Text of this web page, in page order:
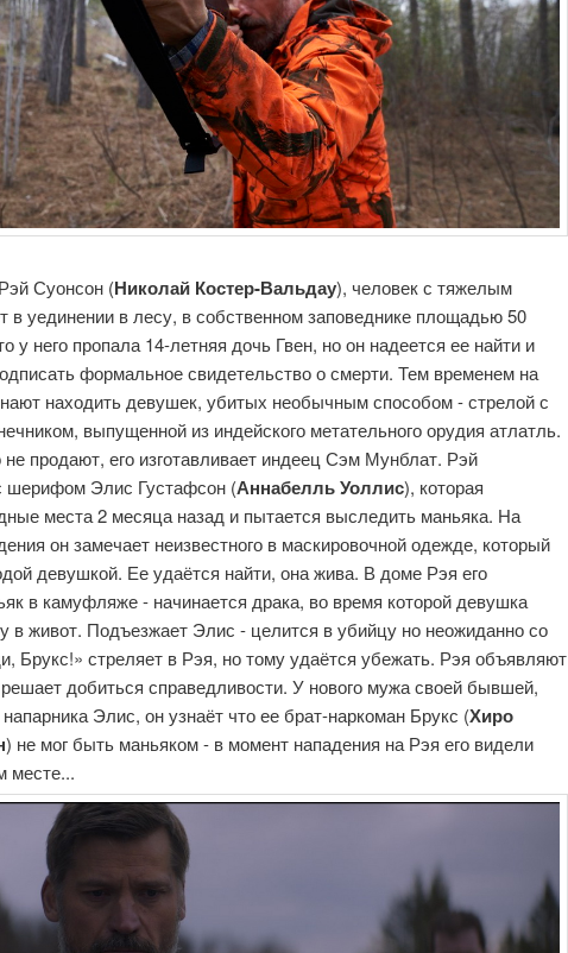
Рэй Суонсон (Николай Костер-Вальдау), человек с тяжелым
уединении в лесу, в собственном заповеднике площадью 50
у него пропала 14-летняя дочь Гвен, но он надеется ее найти и
формальное свидетельство о смерти. Тем временем на
находить девушек, убитых необычным способом - стрелой с
выпущенной из индейского метательного орудия атлатль.
не продают, его изготавливает индеец Сэм Мунблат. Рэй
шерифом Элис Густафсон (Аннабелль Уоллис), которая
места 2 месяца назад и пытается выследить маньяка. На
он замечает неизвестного в маскировочной одежде, который
девушкой. Ее удаётся найти, она жива. В доме Рэя его
в камуфляже - начинается драка, во время которой девушка
в живот. Подъезжает Элис - целится в убийцу но неожиданно со
Брукс!» стреляет в Рэя, но тому удаётся убежать. Рэя объявляют
добиться справедливости. У нового мужа своей бывшей,
Элис, он узнаёт что ее брат-наркоман Брукс (Хиро
) не мог быть маньяком - в момент нападения на Рэя его видели
месте...